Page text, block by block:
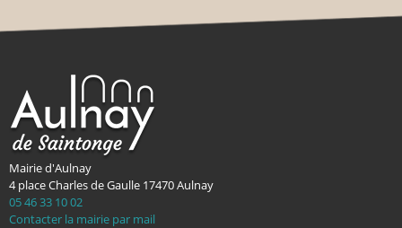
Mairie d'Aulnay
4 place Charles de Gaulle 17470Aulnay
05 46 33 10 02
Contacter la mairie par mail